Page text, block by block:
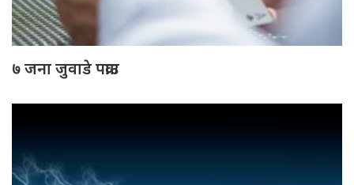
७ जना जुवाडे पक्राउ